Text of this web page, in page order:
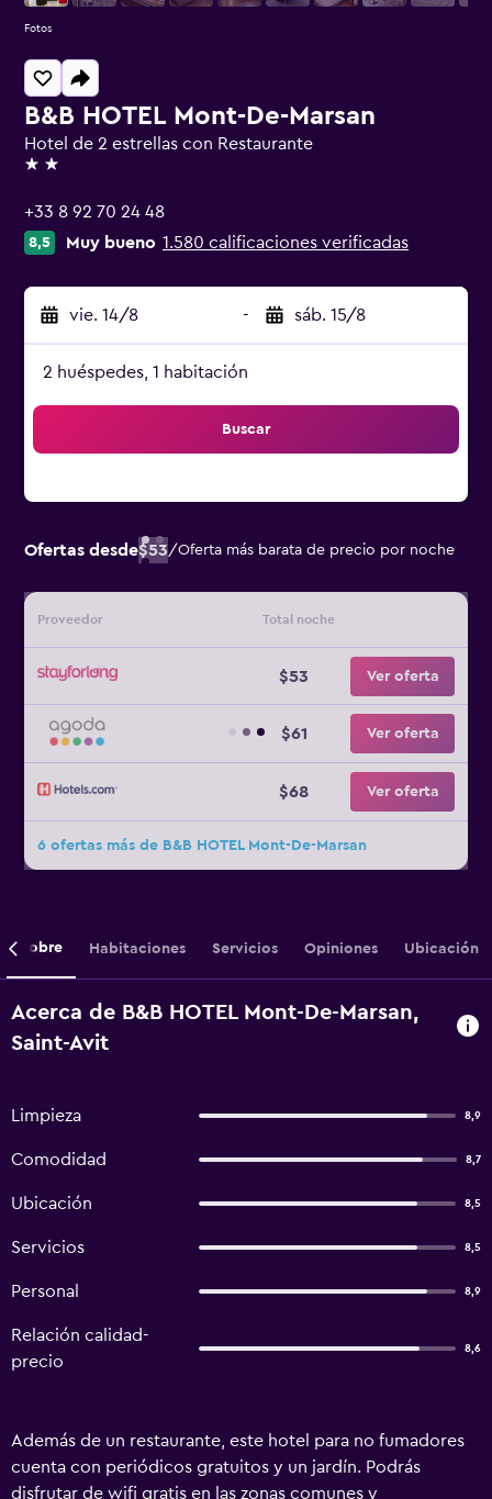
B&B HOTEL Mont-De-Marsan
Hotel de 2 estrellas con Restaurante
2 estrellas
+33 8 92 70 24 48
8,5 Muy bueno 1.580 calificaciones verificadas
vie. 14/8 - sáb. 15/8
2 huéspedes, 1 habitación
Buscar
Ofertas desde$53/Oferta más barata de precio por noche
Proveedor Total noche
$53 Ver oferta
$61 Ver oferta
$68 Ver oferta
6 ofertas más de B&B HOTEL Mont-De-Marsan
Fotos
Sobre Habitaciones Servicios Opiniones Ubicación
Acerca de B&B HOTEL Mont-De-Marsan,
Saint-Avit
Limpieza 8,9
Comodidad 8,7
Ubicación 8,5
Servicios 8,5
Personal 8,9
Relación calidad-
precio
8,6
Además de un restaurante, este hotel para no fumadores
cuenta con periódicos gratuitos y un jardín. Podrás
disfrutar de wifi gratis en las zonas comunes y